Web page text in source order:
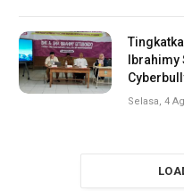
Selasa, 4